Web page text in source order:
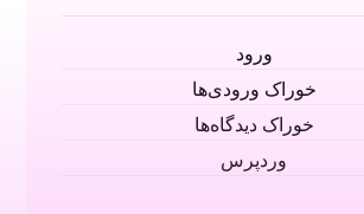
ورود
خوراک ورودی‌ها
خوراک دیدگاه‌ها
وردپرس